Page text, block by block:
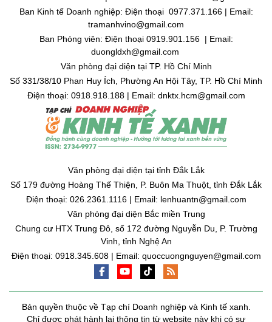
Ban Kinh tế Doanh nghiệp: Điện thoại 0977.371.166 | Email:
tramanhvino@gmail.com
Ban Phóng viên: Điện thoại 0919.901.156 | Email:
duongldxh@gmail.com
Văn phòng đại diện tại TP. Hồ Chí Minh
Số 331/38/10 Phan Huy Ích, Phường An Hội Tây, TP. Hồ Chí Minh
Điện thoại: 0918.918.188 | Email: dnktx.hcm@gmail.com
Văn phòng đại diện tại tỉnh Đắk Lắk
Số 179 đường Hoàng Thế Thiện, P. Buôn Ma Thuột, tỉnh Đắk Lắk
Điện thoại: 026.2361.1116 | Email: lenhuantn@gmail.com
Văn phòng đại diện Bắc miền Trung
Chung cư HTX Trung Đô, số 172 đường Nguyễn Du, P. Trường
Vinh, tỉnh Nghệ An
Điện thoại: 0918.345.608 | Email: quoccuongnguyen@gmail.com
Bản quyền thuộc về Tạp chí Doanh nghiệp và Kinh tế xanh.
Chỉ được phát hành lại thông tin từ website này khi có sự